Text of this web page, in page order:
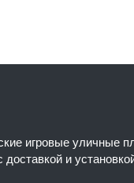
игровые уличные
и